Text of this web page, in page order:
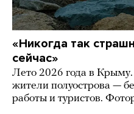
«Никогда так
сейчас»
Лето 2026 года в
жители полуострова —
работы и туристов.